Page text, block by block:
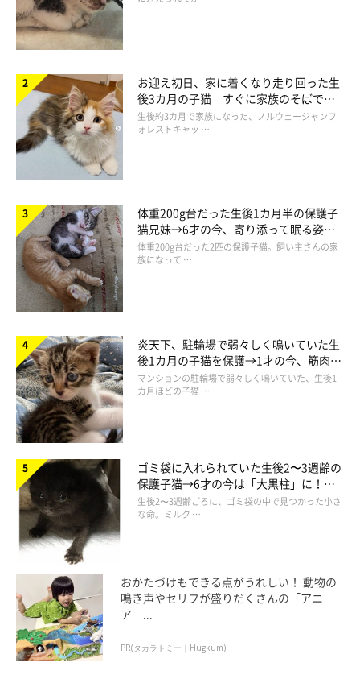
フシギ③飼い主さんの膝の上でずっと舌を出
している
ねこのきもち投稿写真ギャラリー
飼い主さんの膝の上で舌を出しっぱなしにしている猫。先生によ
ると、野生の猫はいつ敵に襲われるかわからないため、舌を出し
っぱなしにすることはないといわれています。そのため、猫が舌
を出しているときは気持ちが緩んでいるときだそうです。
お迎え初日、家に着くなり走り回った生
後3カ月の子猫 すぐに家族のそばで落
ち着く姿に「迎えてよかった」
生後約3カ月で家族になった、ノルウェージャンフ
ォレストキャッ …
体重200g台だった生後1カ月半の保護子
猫兄妹→6才の今、寄り添って眠る姿に
ほっこり！
体重200g台だった2匹の保護子猫。飼い主さんの家
族になって …
炎天下、駐輪場で弱々しく鳴いていた生
後1カ月の子猫を保護→1才の今、筋肉質
でツンデレなコに成長
マンションの駐輪場で弱々しく鳴いていた、生後1
カ月ほどの子猫 …
ゴミ袋に入れられていた生後2〜3週齢の
保護子猫→6才の今は「大黒柱」に！
美しい黒猫に成長した姿にグッとくる
生後2〜3週齢ごろに、ゴミ袋の中で見つかった小さ
な命。ミルク …
おかたづけもできる点がうれしい！ 動物の
鳴き声やセリフが盛りだくさんの「アニ
ア ...
PR(タカラトミー｜Hugkum)